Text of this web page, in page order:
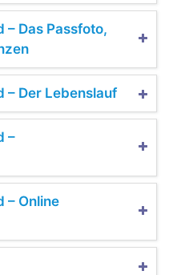
– Das Passfoto,
– Der Lebenslauf
–
– Online